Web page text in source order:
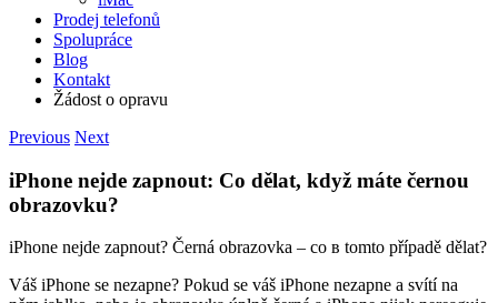
Prodej telefonů
Spolupráce
Blog
Kontakt
Žádost o opravu
Previous Next
iPhone nejde zapnout: Co dělat, když máte černou
obrazovku?
iPhone nejde zapnout? Černá obrazovka – co в tomto případě dělat?
Váš iPhone se nezapne? Pokud se váš iPhone nezapne a svítí na